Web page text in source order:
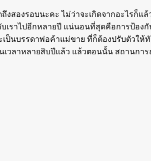
องรอบนะคะ ไม่ว่าจะเกิดจากอะไรก็แ
าไปอีกหลายปี แน่นอนที่สุดคือการป้องกั
นบรรดาพ่อค้าแม่ขาย ที่ก็ต้องปรับตัวให้ทั
วลาหลายสิบปีแล้ว แล้วตอนนั้น สถานกา